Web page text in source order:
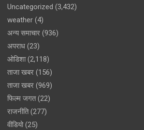
Uncategorized (3,432)
weather (4)
अन्य समाचार (936)
अपराध (23)
ओडिशा(2,118)
ताजा खबर (156)
ताजा खबर (969)
फिल्म जगत(22)
राजनीति(277)
वीडियो(25)